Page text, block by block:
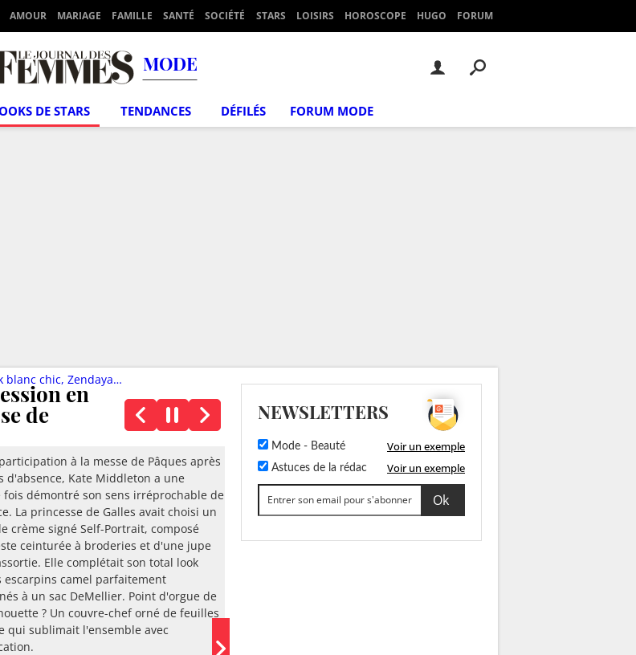
AMOUR MARIAGE FAMILLE SANTÉ SOCIÉTÉ STARS LOISIRS HOROSCOPE HUGO FORUM
MODE
DE STARS TENDANCES DÉFILÉS FORUM MODE
en
de
dans une robe en satin chocolat…
à la messe de Pâques après
d'absence, Kate Middleton a une
fois démontré son sens irréprochable de
La princesse de Galles avait choisi un
crème signé Self-Portrait, composé
ceinturée à broderies et d'une jupe
Elle complétait son total look
escarpins camel parfaitement
à un sac DeMellier. Point d'orgue de
? Un couvre-chef orné de feuilles
qui sublimait l'ensemble avec
NEWSLETTERS
Mode - Beauté Voir un exemple
Astuces de la rédac Voir un exemple